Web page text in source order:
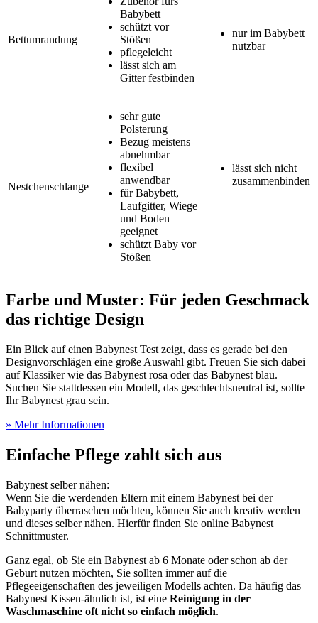
Bettumrandung
Babybett
schützt vor
Stößen
pflegeleicht
lässt sich am
Gitter festbinden
nur im Babybett
nutzbar
Nestchenschlange
sehr gute
Polsterung
Bezug meistens
abnehmbar
flexibel
anwendbar
für Babybett,
Laufgitter, Wiege
und Boden
geeignet
schützt Baby vor
Stößen
lässt sich nicht
zusammenbinden
Farbe und Muster: Für jeden Geschmack
das richtige Design
Ein Blick auf einen Babynest Test zeigt, dass es gerade bei den
Designvorschlägen eine große Auswahl gibt. Freuen Sie sich dabei
auf Klassiker wie das Babynest rosa oder das Babynest blau.
Suchen Sie stattdessen ein Modell, das geschlechtsneutral ist, sollte
Ihr Babynest grau sein.
» Mehr Informationen
Einfache Pflege zahlt sich aus
Babynest selber nähen:
Wenn Sie die werdenden Eltern mit einem Babynest bei der
Babyparty überraschen möchten, können Sie auch kreativ werden
und dieses selber nähen. Hierfür finden Sie online Babynest
Schnittmuster.
Ganz egal, ob Sie ein Babynest ab 6 Monate oder schon ab der
Geburt nutzen möchten, Sie sollten immer auf die
Pflegeeigenschaften des jeweiligen Modells achten. Da häufig das
Babynest Kissen-ähnlich ist, ist eine Reinigung in der
Waschmaschine oft nicht so einfach möglich.